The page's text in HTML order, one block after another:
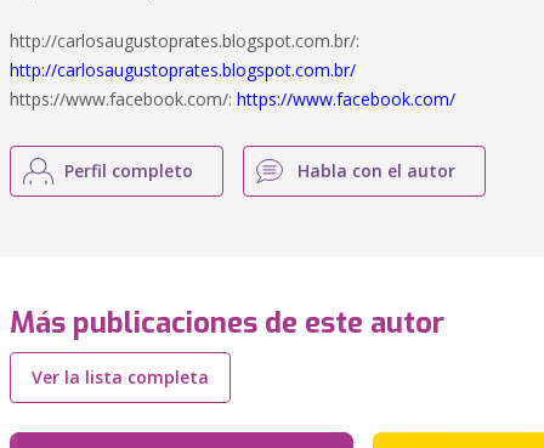
http://carlosaugustoprates.blogspot.com.br/:
http://carlosaugustoprates.blogspot.com.br/
https://www.facebook.com/: https://www.facebook.com/
Perfil completo Habla con el autor
Más publicaciones de este autor
Ver la lista completa